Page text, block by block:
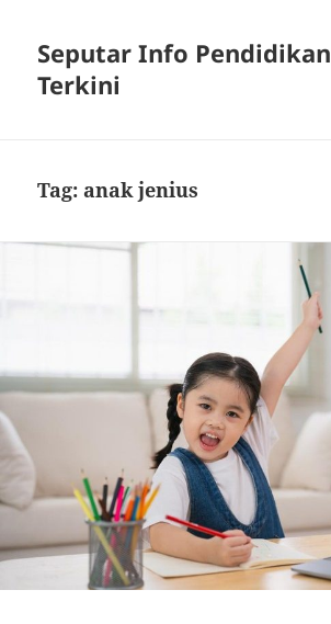
Seputar Info Pendidikan
Terkini
Tag: anak jenius